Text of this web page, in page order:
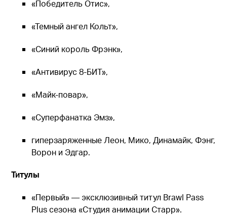
«Победитель Отис»,
«Темный ангел Кольт»,
«Синий король Фрэнк»,
«Антивирус 8-БИТ»,
«Майк-повар»,
«Суперфанатка Эмз»,
гиперзаряженные Леон, Мико, Динамайк, Фэнг,
Ворон и Эдгар.
Титулы
«Первый» — эксклюзивный титул Brawl Pass
Plus сезона «Студия анимации Старр».